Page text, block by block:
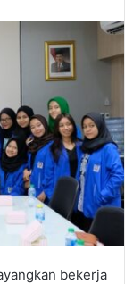
bekerja